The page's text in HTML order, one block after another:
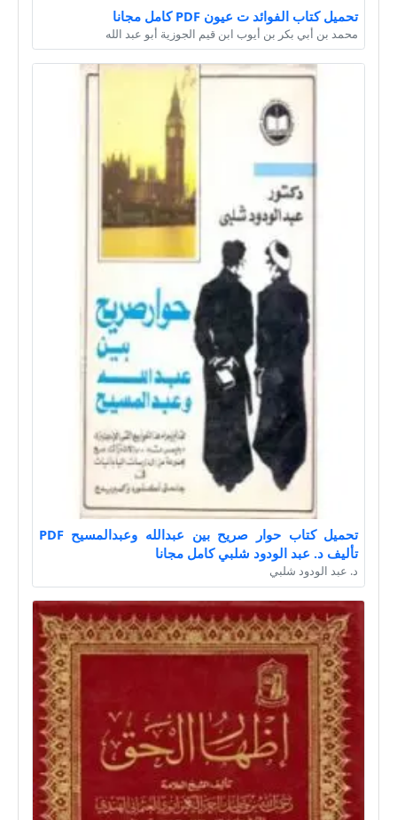
تحميل كتاب الفوائد ت عيون PDF كامل مجانا
محمد بن أبي بكر بن أيوب ابن قيم الجوزية أبو عبد الله
تحميل كتاب حوار صريح بين عبدالله وعبدالمسيح PDF
تأليف د. عبد الودود شلبي كامل مجانا
د. عبد الودود شلبي